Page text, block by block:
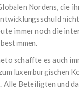
Nordens, die
immer noch die
schaffte es auch
luxemburgischen
Alle Beteiligten und